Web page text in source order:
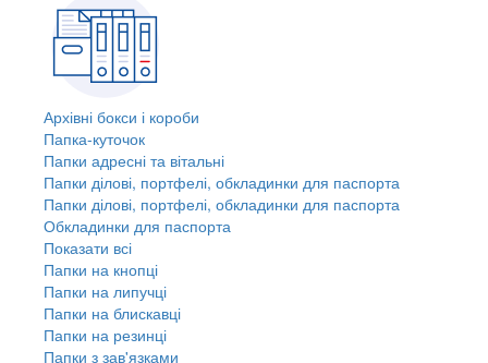
Архівні бокси і короби
Папка-куточок
Папки адресні та вітальні
Папки ділові, портфелі, обкладинки для паспорта
Папки ділові, портфелі, обкладинки для паспорта
Обкладинки для паспорта
Показати всі
Папки на кнопці
Папки на липучці
Папки на блискавці
Папки на резинці
Папки з зав'язками